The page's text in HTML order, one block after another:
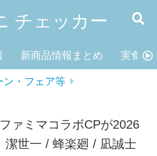
チェッカー
新商品情報まとめ 実食レ
ン・フェア等
ァミマコラボCPが2026
潔世一 / 蜂楽廻 / 凪誠士